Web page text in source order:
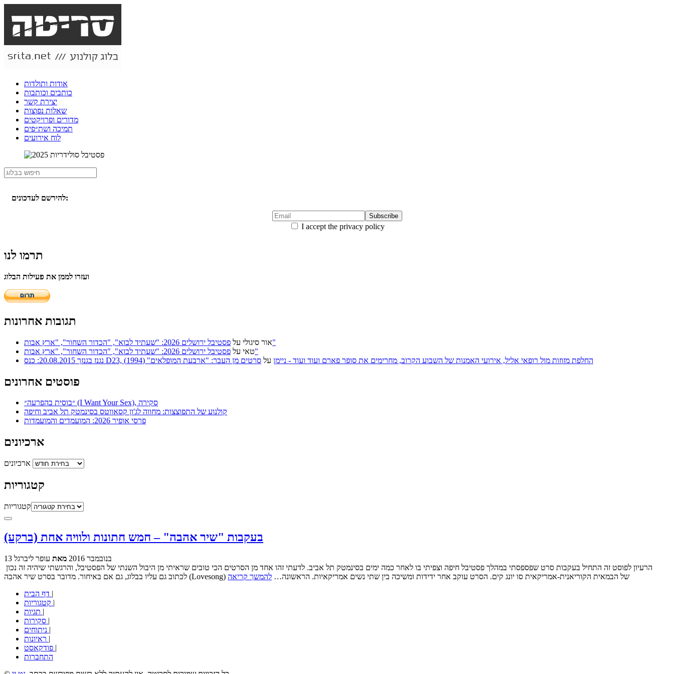
אודות ותולדות
כותבים וכותבות
יצירת קשר
שאלות נפוצות
מדורים ופרויקטים
תמיכה ושת״פים
לוח אירועים
להירשם לעדכונים:
I accept the privacy policy
תרמו לנו
ועזרו לממן את פעילות הבלוג
תגובות אחרונות
אור סיגולי על
פסטיבל ירושלים 2026: "שעתיד לבוא", "הכדור השחור", "ארץ אבות"
טאי על
פסטיבל ירושלים 2026: "שעתיד לבוא", "הכדור השחור", "ארץ אבות"
נגנז בגנזך 20.08.2015: כנס D23, החלפת מזוזות מול רופאי אליל, אירועי האמנות של השבוע הקרוב, מחרימים את סופר פארם ועוד ועוד - ניימן על סרטים מן העבר: "ארבעת המופלאים" (1994)
פוסטים אחרונים
״בוסית בהפרעה״ (I Want Your Sex), סקירה
קולנוע של התפוצצות: מחווה לג'ון קסאווטס בסינמטק תל אביב וחיפה
פרסי אופיר 2026: המועמדים והמועמדות
ארכיונים
ארכיונים
קטגוריות
קטגוריות
בעקבות "שיר אהבה" – חמש חתונות ולוויה אחת (ברקע)
13 בנובמבר 2016 מאת עופר ליברגל
לכתוב גם עליו בבלוג, גם אם באיחור. מדובר בסרט שיר אהבה (Lovesong) של הבמאית הקוריאנית-אמריקאית סו יונג קים. הסרט עוקב אחר ידידות ומשיכה בין שתי נשים אמריקאיות. הראשונה… להמשך קריאה
|
|
|
|
|
|
|
התחברות